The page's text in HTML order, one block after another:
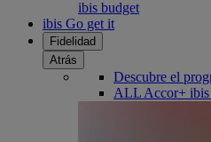
ibis budget
ibis Go get it
Fidelidad
Atrás
Descubre el
ALL Accor+ ibis